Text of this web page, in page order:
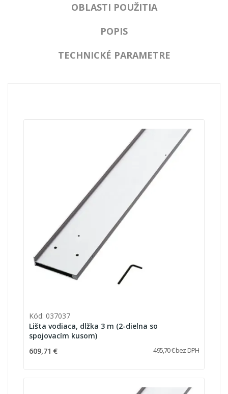
OBLASTI POUŽITIA
POPIS
TECHNICKÉ PARAMETRE
Kód: 037037
Lišta vodiaca, dlžka 3 m (2-dielna so
spojovacím kusom)
609,71 € 495,70 € bez DPH